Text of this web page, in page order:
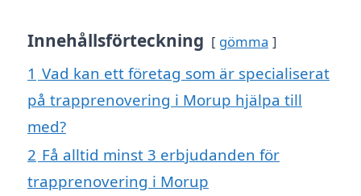
Innehållsförteckning gömma
1 Vad kan ett företag som är specialiserat
på trapprenovering i Morup hjälpa till
med?
2 Få alltid minst 3 erbjudanden för
trapprenovering i Morup